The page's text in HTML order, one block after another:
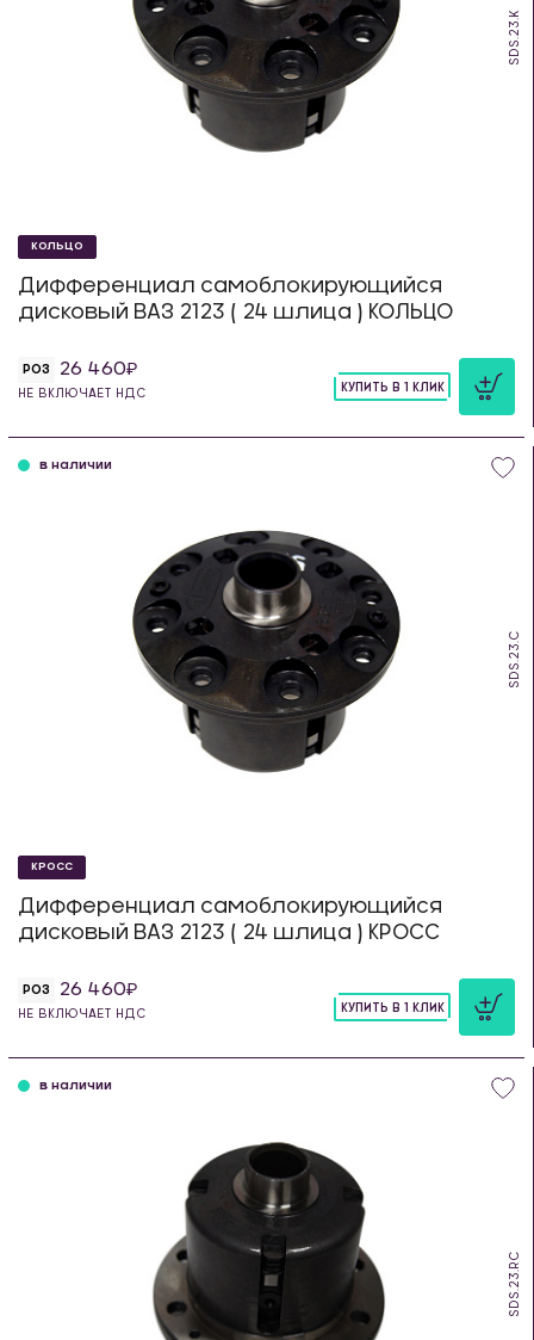
SDS.23.K
КОЛЬЦО
Дифференциал самоблокирующийся
дисковый ВАЗ 2123 ( 24 шлица ) КОЛЬЦО
РОЗ 26 460
НЕ ВКЛЮЧАЕТ НДС
КУПИТЬ В 1 КЛИК
SDS.23.C
в наличии
КРОСС
Дифференциал самоблокирующийся
дисковый ВАЗ 2123 ( 24 шлица ) КРОСС
РОЗ 26 460
НЕ ВКЛЮЧАЕТ НДС
КУПИТЬ В 1 КЛИК
SDS.23.RC
в наличии